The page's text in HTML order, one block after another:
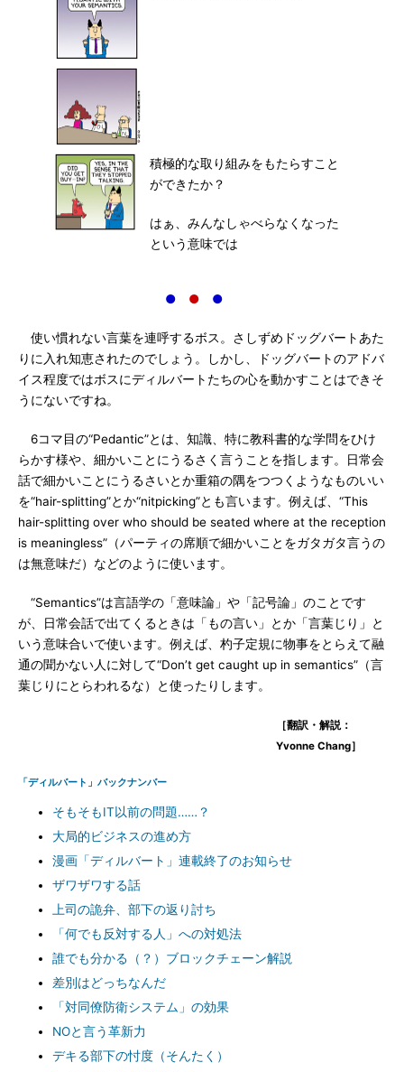
積極的な取り組みをもたらすこと
ができたか？
はぁ、みんなしゃべらなくなった
という意味では
● ● ●
使い慣れない言葉を連呼するボス。さしずめドッグバートあた
りに入れ知恵されたのでしょう。しかし、ドッグバートのアドバ
イス程度ではボスにディルバートたちの心を動かすことはできそ
うにないですね。
6コマ目の“Pedantic”とは、知識、特に教科書的な学問をひけ
らかす様や、細かいことにうるさく言うことを指します。日常会
話で細かいことにうるさいとか重箱の隅をつつくようなものいい
を“hair-splitting”とか“nitpicking”とも言います。例えば、“This
hair-splitting over who should be seated where at the reception
is meaningless”（パーティの席順で細かいことをガタガタ言うの
は無意味だ）などのように使います。
“Semantics”は言語学の「意味論」や「記号論」のことです
が、日常会話で出てくるときは「もの言い」とか「言葉じり」と
いう意味合いで使います。例えば、杓子定規に物事をとらえて融
通の聞かない人に対して“Don’t get caught up in semantics”（言
葉じりにとらわれるな）と使ったりします。
［翻訳・解説：
Yvonne Chang］
「ディルバート」バックナンバー
そもそもIT以前の問題……？
大局的ビジネスの進め方
漫画「ディルバート」連載終了のお知らせ
ザワザワする話
上司の詭弁、部下の返り討ち
「何でも反対する人」への対処法
誰でも分かる（？）ブロックチェーン解説
差別はどっちなんだ
「対同僚防衛システム」の効果
NOと言う革新力
デキる部下の忖度（そんたく）